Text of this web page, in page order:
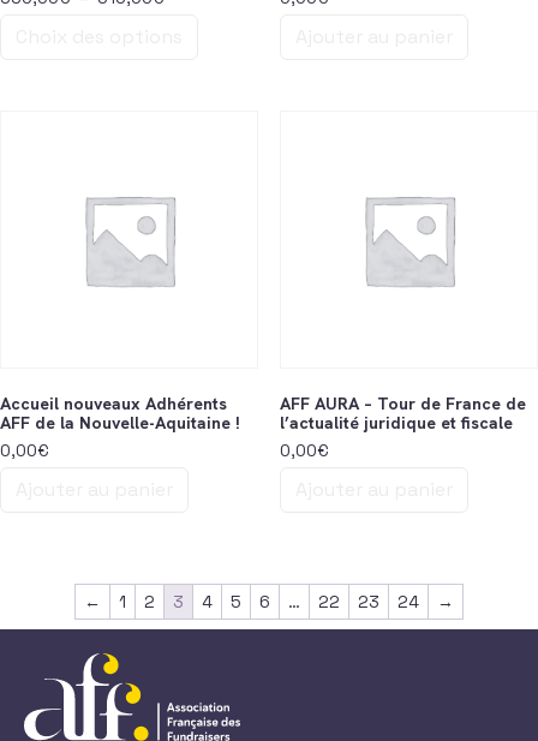
Accueil nouveaux Adhérents
AFF de la Nouvelle-Aquitaine !
0,00€
AFF AURA – Tour de France de
l’actualité juridique et fiscale
0,00€
← 1 2 3 4 5 6 … 22 23 24 →